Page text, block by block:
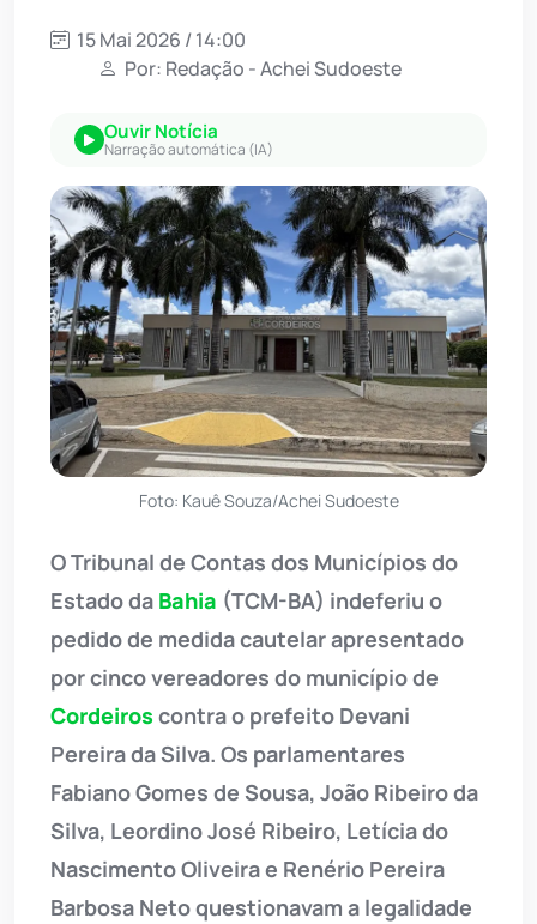
15 Mai 2026 / 14:00
Por: Redação - Achei Sudoeste
Ouvir Notícia
Narração automática (IA)
Foto: Kauê Souza/Achei Sudoeste
O Tribunal de Contas dos Municípios do
Estado da Bahia (TCM-BA) indeferiu o
pedido de medida cautelar apresentado
por cinco vereadores do município de
Cordeiros contra o prefeito Devani
Pereira da Silva. Os parlamentares
Fabiano Gomes de Sousa, João Ribeiro da
Silva, Leordino José Ribeiro, Letícia do
Nascimento Oliveira e Renério Pereira
Barbosa Neto questionavam a legalidade